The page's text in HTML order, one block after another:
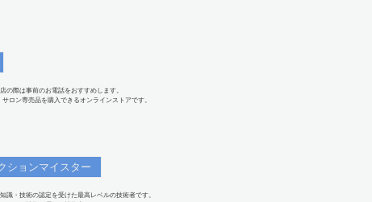
の際は事前のお電話をおすすめします。
ロン専売品を購入できるオンラインストアです。
ションマイスター
識・技術の認定を受けた最高レベルの技術者です。